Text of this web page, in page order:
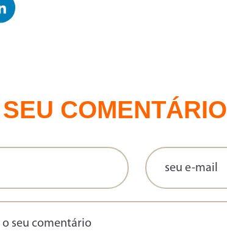
COMENTÁRIO